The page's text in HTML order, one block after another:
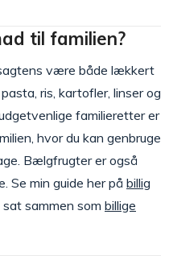
til familien?
være både lækkert
ris, kartofler, linser og
familieretter er
hvor du kan genbruge
Bælgfrugter er også
Se min guide her på billig
sammen som billige